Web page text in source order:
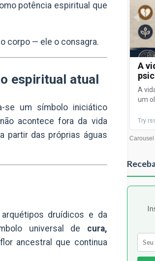
potência espiritual que
corpo — ele o consagra.
espiritual atual
se um símbolo iniciático
acontece fora da vida
partir das próprias águas
druídicos e da
universal de cura,
ancestral que continua